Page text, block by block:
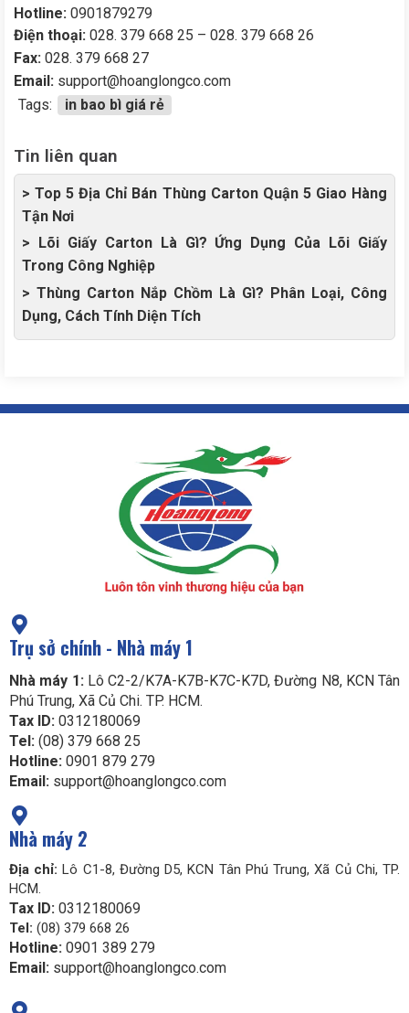
Hotline: 0901879279
Điện thoại: 028. 379 668 25 – 028. 379 668 26
Fax: 028. 379 668 27
Email: support@hoanglongco.com
Tags:
in bao bì giá rẻ
Tin liên quan
> Top 5 Địa Chỉ Bán Thùng Carton Quận 5 Giao Hàng
Tận Nơi
> Lõi Giấy Carton Là Gì? Ứng Dụng Của Lõi Giấy
Trong Công Nghiệp
> Thùng Carton Nắp Chồm Là Gì? Phân Loại, Công
Dụng, Cách Tính Diện Tích
Trụ sở chính - Nhà máy 1
Nhà máy 1:Lô C2-2/K7A-K7B-K7C-K7D, Đường N8, KCN Tân
Phú Trung, Xã Củ Chi. TP. HCM.
Tax ID: 0312180069
Tel: (08) 379 668 25
Hotline: 0901 879 279
Email: support@hoanglongco.com
Nhà máy 2
Địa chỉ: Lô C1-8, Đường D5, KCN Tân Phú Trung, Xã Củ Chi, TP.
HCM.
Tax ID: 0312180069
Tel: (08) 379 668 26
Hotline: 0901 389 279
Email: support@hoanglongco.com